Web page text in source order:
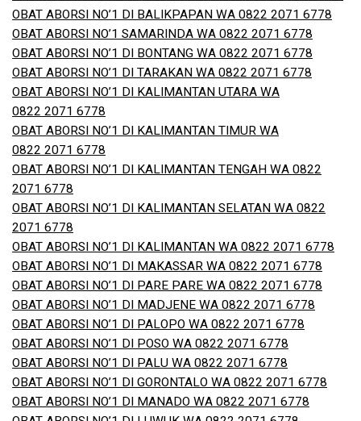
OBAT ABORSI NO’1 DI BALIKPAPAN WA 0822 2071 6778
OBAT ABORSI NO’1 SAMARINDA WA 0822 2071 6778
OBAT ABORSI NO’1 DI BONTANG WA 0822 2071 6778
OBAT ABORSI NO’1 DI TARAKAN WA 0822 2071 6778
OBAT ABORSI NO’1 DI KALIMANTAN UTARA WA
0822 2071 6778
OBAT ABORSI NO’1 DI KALIMANTAN TIMUR WA
0822 2071 6778
OBAT ABORSI NO’1 DI KALIMANTAN TENGAH WA 0822
2071 6778
OBAT ABORSI NO’1 DI KALIMANTAN SELATAN WA 0822
2071 6778
OBAT ABORSI NO’1 DI KALIMANTAN WA 0822 2071 6778
OBAT ABORSI NO’1 DI MAKASSAR WA 0822 2071 6778
OBAT ABORSI NO’1 DI PARE PARE WA 0822 2071 6778
OBAT ABORSI NO’1 DI MADJENE WA 0822 2071 6778
OBAT ABORSI NO’1 DI PALOPO WA 0822 2071 6778
OBAT ABORSI NO’1 DI POSO WA 0822 2071 6778
OBAT ABORSI NO’1 DI PALU WA 0822 2071 6778
OBAT ABORSI NO’1 DI GORONTALO WA 0822 2071 6778
OBAT ABORSI NO’1 DI MANADO WA 0822 2071 6778